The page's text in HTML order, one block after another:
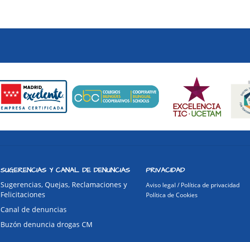
SUGERENCIAS Y CANAL DE DENUNCIAS
Sugerencias, Quejas, Reclamaciones y
Felicitaciones
Canal de denuncias
Buzón denuncia drogas CM
PRIVACIDAD
Aviso legal / Política de privacidad
Política de Cookies